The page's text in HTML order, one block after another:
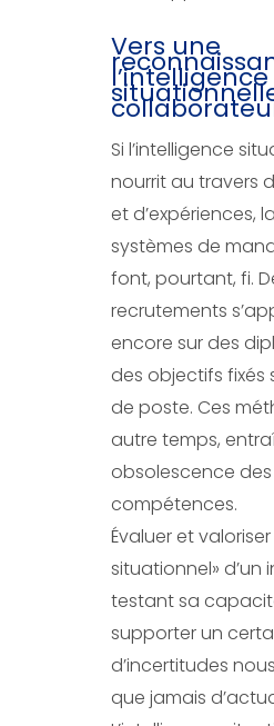
Vers une
l’intelligence
Si l’intelligence
nourrit au travers
et d’expériences,
systèmes de
font, pourtant, fi.
recrutements
encore sur des
des objectifs fixés
de poste. Ces
autre temps,
obsolescence des
compétences.
Évaluer et
situationnel» d’un
testant sa
supporter un
d’incertitudes
que jamais